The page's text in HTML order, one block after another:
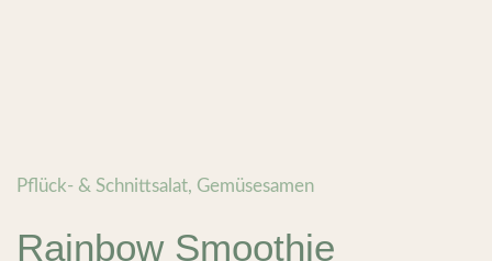
Pflück- & Schnittsalat, Gemüsesamen
Rainbow Smoothie